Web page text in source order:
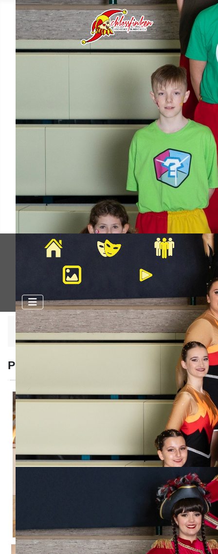
Veranstaltungen Mitglieder
Aktuelle Seite:Startseite
Historie
Prinzenpaare 2014-2015
Kleines Prinzenpaar 2014-2015